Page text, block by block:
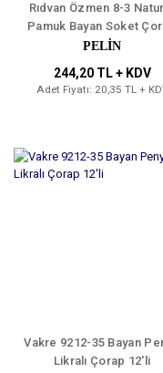
Rıdvan Özmen 8-3
Pamuk Bayan Soket
12'li
PELİN
244,20 TL + KDV
Adet Fiyatı: 20,35 TL +
Vakre 9212-35 Bayan
Likralı Çorap 12'li